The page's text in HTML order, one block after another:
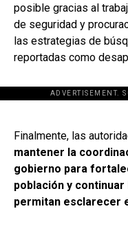
posible gracias al
de seguridad y
las estrategias de
reportadas como
ADVERTISEMENT.
Finalmente, las
mantener la
gobierno para
población y
permitan esclarecer